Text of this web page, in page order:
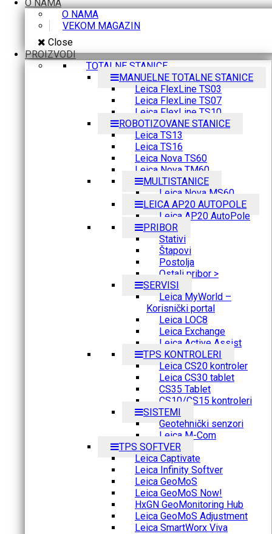
O NAMA
O NAMA
VEKOM MAGAZIN
Close
PROIZVODI
TOTALNE STANICE
MANUELNE TOTALNE STANICE
Leica FlexLine TS03
Leica FlexLine TS07
Leica FlexLine TS10
ROBOTIZOVANE STANICE
Leica TS13
Leica TS16
Leica Nova TS60
Leica Nova TM60
MULTISTANICE
Leica Nova MS60
LEICA AP20 AUTOPOLE
Leica AP20 AutoPole
PRIBOR
Stativi
Štapovi
Postolja
Ostali pribor >
SERVISI
Leica MyWorld –
Korisnički portal
Leica LOC8
Leica Exchange
Leica Active Assist
TPS KONTROLERI
Leica CS20 kontroler
Leica CS30 tablet
CS35 Tablet
CS10/CS15 kontroleri
SISTEMI
Geotehnički senzori
Leica M-Com
TPS SOFTVER
Leica Captivate
Leica Infinity Softver
Leica GeoMoS
Leica GeoMoS Now!
HxGN GeoMonitoring Hub
Leica GeoMoS Adjustment
Leica SmartWorx Viva